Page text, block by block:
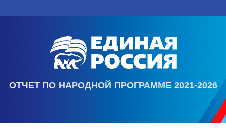
ОТЧЕТ ПО НАРОДНОЙ ПРОГРАММЕ 2021-2026